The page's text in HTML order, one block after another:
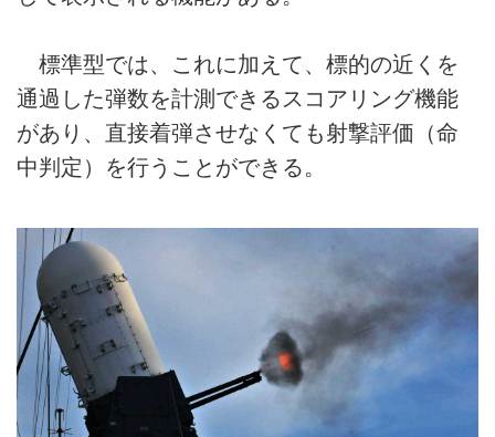
標準型では、これに加えて、標的の近くを
通過した弾数を計測できるスコアリング機能
があり、直接着弾させなくても射撃評価（命
中判定）を行うことができる。